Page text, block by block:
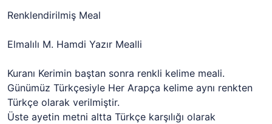
Renklendirilmiş Meal
Elmalılı M. Hamdi Yazır Mealli
Kuranı Kerimin baştan sonra renkli kelime meali.
Günümüz Türkçesiyle Her Arapça kelime aynı renkten
Türkçe olarak verilmiştir.
Üste ayetin metni altta Türkçe karşılığı olarak